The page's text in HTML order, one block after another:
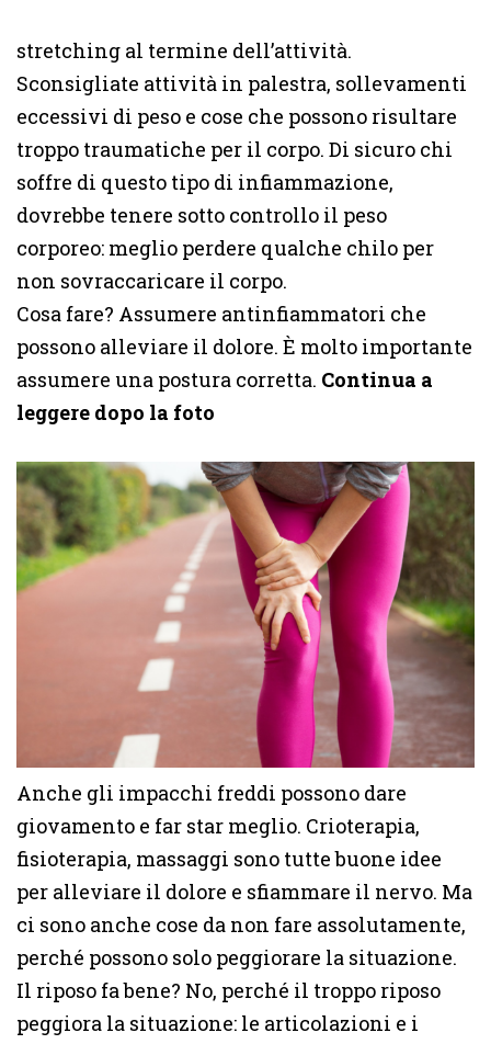
stretching al termine dell’attività.
Sconsigliate attività in palestra, sollevamenti
eccessivi di peso e cose che possono risultare
troppo traumatiche per il corpo. Di sicuro chi
soffre di questo tipo di infiammazione,
dovrebbe tenere sotto controllo il peso
corporeo: meglio perdere qualche chilo per
non sovraccaricare il corpo.
Cosa fare? Assumere antinfiammatori che
possono alleviare il dolore. È molto importante
assumere una postura corretta. Continua a
leggere dopo la foto
Anche gli impacchi freddi possono dare
giovamento e far star meglio. Crioterapia,
fisioterapia, massaggi sono tutte buone idee
per alleviare il dolore e sfiammare il nervo. Ma
ci sono anche cose da non fare assolutamente,
perché possono solo peggiorare la situazione.
Il riposo fa bene? No, perché il troppo riposo
peggiora la situazione: le articolazioni e i